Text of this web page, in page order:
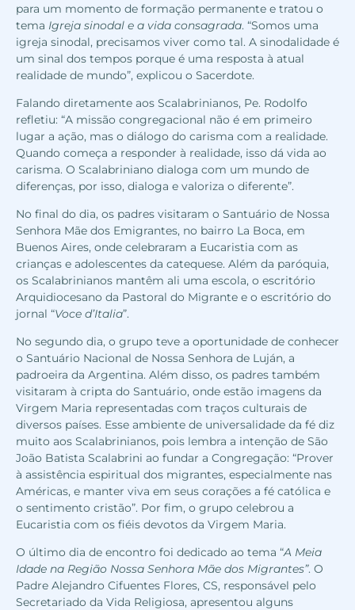
para um momento de formação permanente e tratou o
tema Igreja sinodal e a vida consagrada. “Somos uma
igreja sinodal, precisamos viver como tal. A sinodalidade é
um sinal dos tempos porque é uma resposta à atual
realidade de mundo”, explicou o Sacerdote.
Falando diretamente aos Scalabrinianos, Pe. Rodolfo
refletiu: “A missão congregacional não é em primeiro
lugar a ação, mas o diálogo do carisma com a realidade.
Quando começa a responder à realidade, isso dá vida ao
carisma. O Scalabriniano dialoga com um mundo de
diferenças, por isso, dialoga e valoriza o diferente”.
No final do dia, os padres visitaram o Santuário de Nossa
Senhora Mãe dos Emigrantes, no bairro La Boca, em
Buenos Aires, onde celebraram a Eucaristia com as
crianças e adolescentes da catequese. Além da paróquia,
os Scalabrinianos mantêm ali uma escola, o escritório
Arquidiocesano da Pastoral do Migrante e o escritório do
jornal “Voce d’Italia”.
No segundo dia, o grupo teve a oportunidade de conhecer
o Santuário Nacional de Nossa Senhora de Luján, a
padroeira da Argentina. Além disso, os padres também
visitaram à cripta do Santuário, onde estão imagens da
Virgem Maria representadas com traços culturais de
diversos países. Esse ambiente de universalidade da fé diz
muito aos Scalabrinianos, pois lembra a intenção de São
João Batista Scalabrini ao fundar a Congregação: “Prover
à assistência espiritual dos migrantes, especialmente nas
Américas, e manter viva em seus corações a fé católica e
o sentimento cristão”. Por fim, o grupo celebrou a
Eucaristia com os fiéis devotos da Virgem Maria.
O último dia de encontro foi dedicado ao tema “A Meia
Idade na Região Nossa Senhora Mãe dos Migrantes”. O
Padre Alejandro Cifuentes Flores, CS, responsável pelo
Secretariado da Vida Religiosa, apresentou alguns